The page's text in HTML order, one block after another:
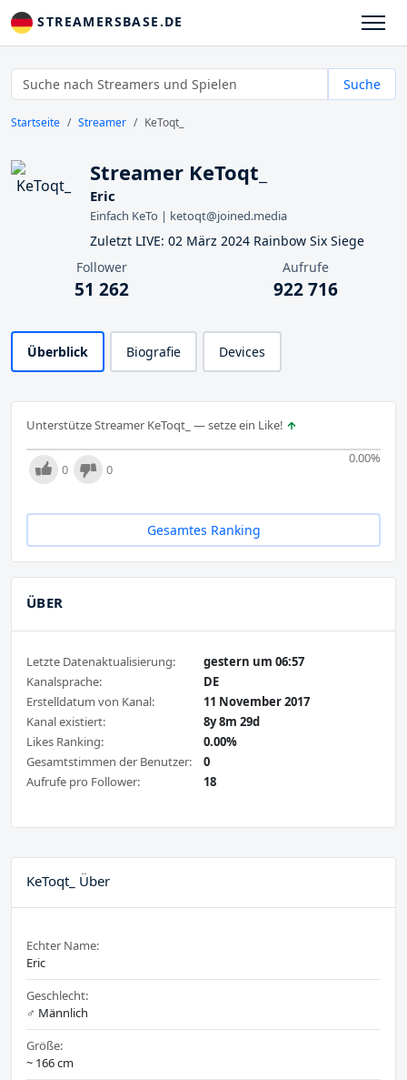
STREAMERSBASE.DE
Suche
Startseite Streamer KeToqt_
Streamer KeToqt_
Eric
Einfach KeTo | ketoqt@joined.media
Zuletzt LIVE: 02 März 2024 Rainbow Six Siege
Follower
51 262
Aufrufe
922 716
Überblick Biografie Devices
Unterstütze Streamer KeToqt_ — setze ein Like!
0.00%
0 0
Gesamtes Ranking
ÜBER
Letzte Datenaktualisierung:
gestern um 06:57
Kanalsprache:
DE
Erstelldatum von Kanal:
11 November 2017
Kanal existiert:
8y 8m 29d
Likes Ranking:
0.00%
Gesamtstimmen der Benutzer:
0
Aufrufe pro Follower:
18
KeToqt_ Über
Echter Name:
Eric
Geschlecht:
♂️ Männlich
Größe:
~ 166 cm